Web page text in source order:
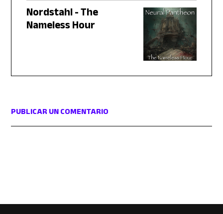
Nordstahl - The
Nameless Hour
PUBLICAR UN COMENTARIO